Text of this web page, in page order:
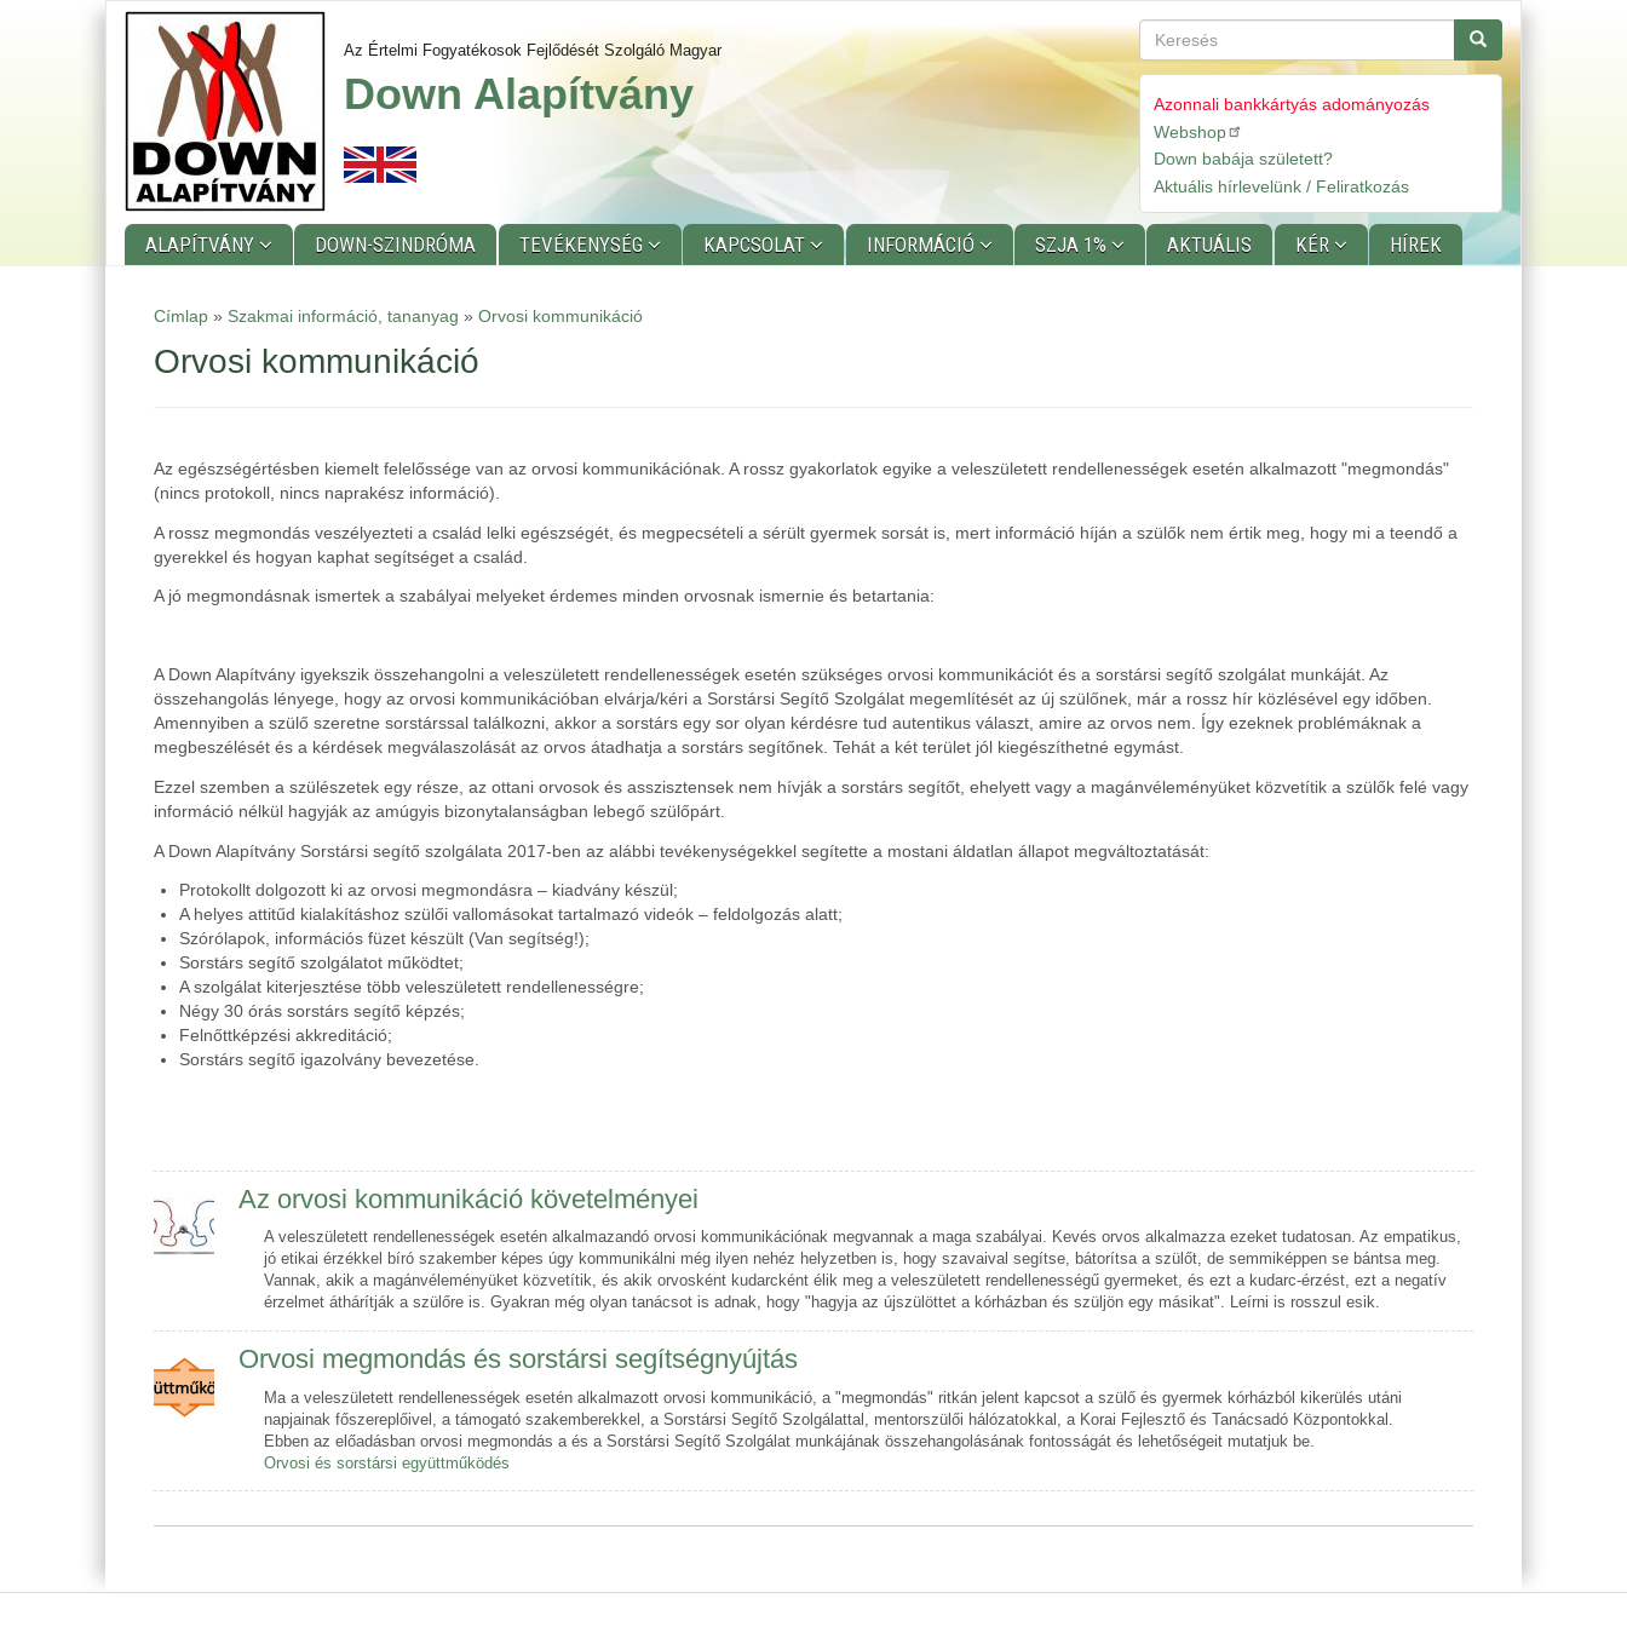
Az Értelmi Fogyatékosok Fejlődését Szolgáló Magyar
Down Alapítvány
Keresés Keresés
Gyorslinkek
Azonnali bankkártyás adományozás
Webshop
Down babája született?
Aktuális hírlevelünk / Feliratkozás
menu
ALAPÍTVÁNY DOWN-SZINDRÓMA TEVÉKENYSÉG KAPCSOLAT INFORMÁCIÓ SZJA 1% AKTUÁLIS KÉR HÍREK
Címlap » Szakmai információ, tananyag » Orvosi kommunikáció
Orvosi kommunikáció
Az egészségértésben kiemelt felelőssége van az orvosi kommunikációnak. A rossz gyakorlatok egyike a veleszületett rendellenességek esetén alkalmazott "megmondás"
(nincs protokoll, nincs naprakész információ).
A rossz megmondás veszélyezteti a család lelki egészségét, és megpecsételi a sérült gyermek sorsát is, mert információ híján a szülők nem értik meg, hogy mi a teendő a
gyerekkel és hogyan kaphat segítséget a család.
A jó megmondásnak ismertek a szabályai melyeket érdemes minden orvosnak ismernie és betartania:
A Down Alapítvány igyekszik összehangolni a veleszületett rendellenességek esetén szükséges orvosi kommunikációt és a sorstársi segítő szolgálat munkáját. Az
összehangolás lényege, hogy az orvosi kommunikációban elvárja/kéri a Sorstársi Segítő Szolgálat megemlítését az új szülőnek, már a rossz hír közlésével egy időben.
Amennyiben a szülő szeretne sorstárssal találkozni, akkor a sorstárs egy sor olyan kérdésre tud autentikus választ, amire az orvos nem. Így ezeknek problémáknak a
megbeszélését és a kérdések megválaszolását az orvos átadhatja a sorstárs segítőnek. Tehát a két terület jól kiegészíthetné egymást.
Ezzel szemben a szülészetek egy része, az ottani orvosok és asszisztensek nem hívják a sorstárs segítőt, ehelyett vagy a magánvéleményüket közvetítik a szülők felé vagy
információ nélkül hagyják az amúgyis bizonytalanságban lebegő szülőpárt.
A Down Alapítvány Sorstársi segítő szolgálata 2017-ben az alábbi tevékenységekkel segítette a mostani áldatlan állapot megváltoztatását:
Protokollt dolgozott ki az orvosi megmondásra – kiadvány készül;
A helyes attitűd kialakításhoz szülői vallomásokat tartalmazó videók – feldolgozás alatt;
Szórólapok, információs füzet készült (Van segítség!);
Sorstárs segítő szolgálatot működtet;
A szolgálat kiterjesztése több veleszületett rendellenességre;
Négy 30 órás sorstárs segítő képzés;
Felnőttképzési akkreditáció;
Sorstárs segítő igazolvány bevezetése.
Az orvosi kommunikáció követelményei
A veleszületett rendellenességek esetén alkalmazandó orvosi kommunikációnak megvannak a maga szabályai. Kevés orvos alkalmazza ezeket tudatosan. Az empatikus,
jó etikai érzékkel bíró szakember képes úgy kommunikálni még ilyen nehéz helyzetben is, hogy szavaival segítse, bátorítsa a szülőt, de semmiképpen se bántsa meg.
Vannak, akik a magánvéleményüket közvetítik, és akik orvosként kudarcként élik meg a veleszületett rendellenességű gyermeket, és ezt a kudarc-érzést, ezt a negatív
érzelmet áthárítják a szülőre is. Gyakran még olyan tanácsot is adnak, hogy "hagyja az újszülöttet a kórházban és szüljön egy másikat". Leírni is rosszul esik.
Orvosi megmondás és sorstársi segítségnyújtás
Ma a veleszületett rendellenességek esetén alkalmazott orvosi kommunikáció, a "megmondás" ritkán jelent kapcsot a szülő és gyermek kórházból kikerülés utáni
napjainak főszereplőivel, a támogató szakemberekkel, a Sorstársi Segítő Szolgálattal, mentorszülői hálózatokkal, a Korai Fejlesztő és Tanácsadó Központokkal.
Ebben az előadásban orvosi megmondás a és a Sorstársi Segítő Szolgálat munkájának összehangolásának fontosságát és lehetőségeit mutatjuk be.
Orvosi és sorstársi együttműködés